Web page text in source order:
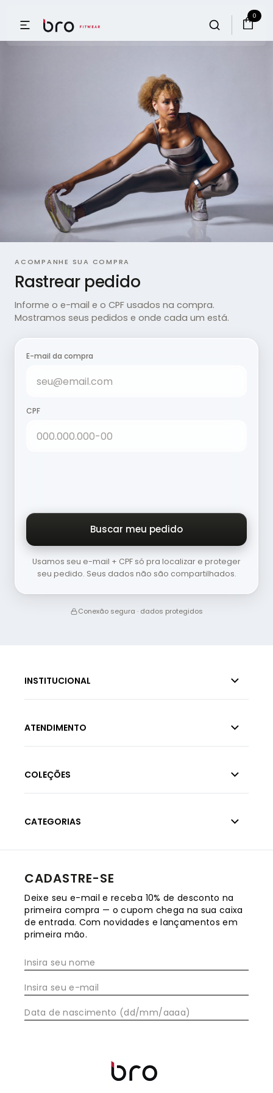
0
ACOMPANHE SUA COMPRA
Rastrear pedido
Informe o e-mail e o CPF usados na compra.
Mostramos seus pedidos e onde cada um está.
E-mail da compra
CPF
Buscar meu pedido
Usamos seu e-mail + CPF só pra localizar e proteger
seu pedido. Seus dados não são compartilhados.
Conexão segura · dados protegidos
INSTITUCIONAL
ATENDIMENTO
COLEÇÕES
CATEGORIAS
CADASTRE-SE
Deixe seu e-mail e receba 10% de desconto na
primeira compra — o cupom chega na sua caixa
de entrada. Com novidades e lançamentos em
primeira mão.